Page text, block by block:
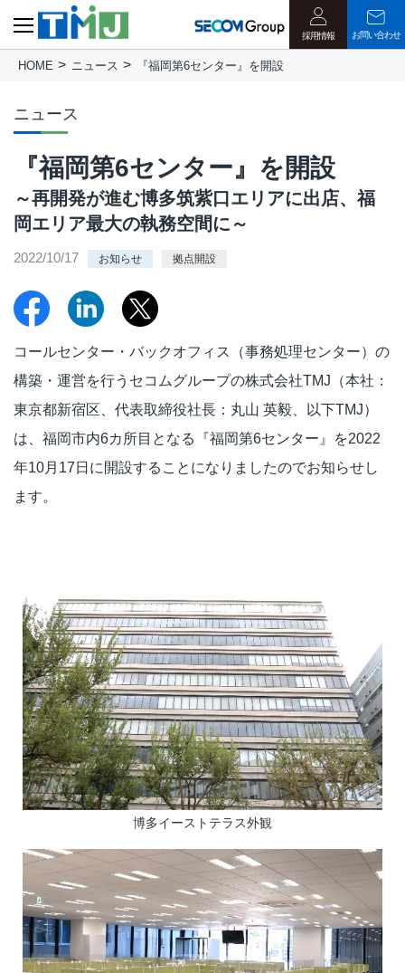
採用情報 お問い合わせ
HOME ニュース 『福岡第6センター』を開設
ニュース
『福岡第6センター』を開設
～再開発が進む博多筑紫口エリアに出店、福
岡エリア最大の執務空間に～
2022/10/17 お知らせ 拠点開設
コールセンター・バックオフィス（事務処理センター）の
構築・運営を行うセコムグループの株式会社TMJ（本社：
東京都新宿区、代表取締役社長：丸山 英毅、以下TMJ）
は、福岡市内6カ所目となる『福岡第6センター』を2022
年10月17日に開設することになりましたのでお知らせし
ます。
博多イーストテラス外観